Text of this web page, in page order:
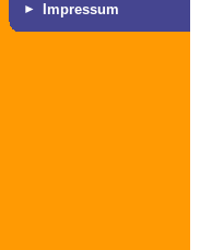
► Impressum